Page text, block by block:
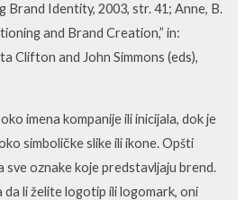
Brand Identity, 2003, str. 41; Anne, B.
and Brand Creation,” in:
Clifton and John Simmons (eds),
imena kompanije ili inicijala, dok je
simboličke slike ili ikone. Opšti
sve oznake koje predstavljaju brend.
da li želite logotip ili logomark, oni